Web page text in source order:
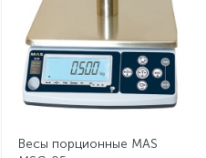
Весы порционные MAS